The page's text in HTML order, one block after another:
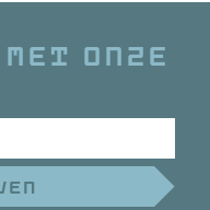
met onze